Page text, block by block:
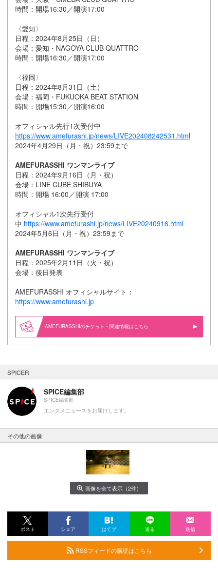
時間：開場16:30／開演17:00
〈愛知〉
日程：2024年8月25日（日）
会場：愛知・NAGOYA CLUB QUATTRO
時間：開場16:30／開演17:00
〈福岡〉
日程：2024年8月31日（土）
会場：福岡・FUKUOKA BEAT STATION
時間：開場15:30／開演16:00
オフィシャル先行1次受付中
https://www.amefurashi.jp/news/LIVE202408242531.html
2024年4月29日（月・祝）23:59まで
AMEFURASSHI ワンマンライブ
日程：2024年9月16日（月・祝）
会場：LINE CUBE SHIBUYA
時間：開場 16:00／開演 17:00
オフィシャル1次先行受付
中 https://www.amefurashi.jp/news/LIVE20240916.html
2024年5月6日（月・祝）23:59まで
AMEFURASSHI ワンマンライブ
日程：2025年2月11日（火・祝）
会場：後日発表
AMEFURASSHI オフィシャルサイト：
https://www.amefurashi.jp
AMEFURASSHIの ・関連情報はこちら
SPICER
SPICE編集部
SPICE編集部
エンタメニュースをお届けします。
その他の画像
画像を全て表示（2件）
ポスト シェア はてブ 送る 送信
RSSフィードの購読はこちら